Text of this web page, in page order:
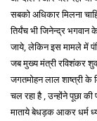
सबको अधिकार मिलना
तिर्यंच भी जिनेन्द्र भगवान
जाये, लेकिन इस मामले में
जब मुख्य मंत्री रविशंकर
जगतमोहन लाल शाष्त्री के
चल रहा है , उन्होंने पूछा
माताये बेधड़क आकर धर्म